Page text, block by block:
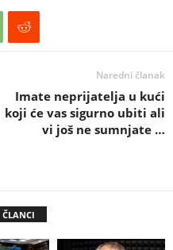
Naredni članak
Imate neprijatelja u kući
koji će vas sigurno ubiti ali
vi još ne sumnjate …
ČLANCI